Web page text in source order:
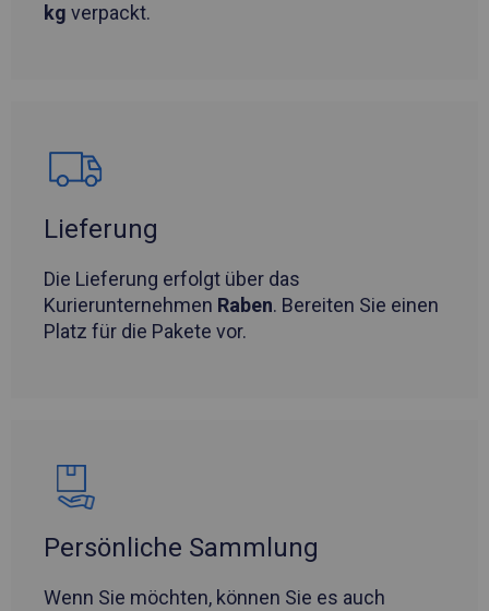
kg verpackt.
Lieferung
Die Lieferung erfolgt über das
Kurierunternehmen Raben. Bereiten Sie einen
Platz für die Pakete vor.
Persönliche Sammlung
Wenn Sie möchten, können Sie es auch